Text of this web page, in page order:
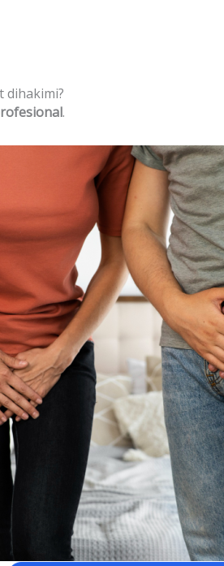
dihakimi?
.